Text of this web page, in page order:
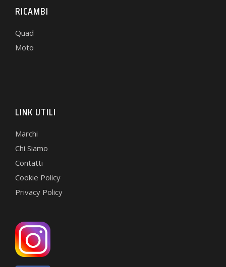
RICAMBI
Quad
Moto
LINK UTILI
Marchi
Chi Siamo
Contatti
Cookie Policy
Privacy Policy